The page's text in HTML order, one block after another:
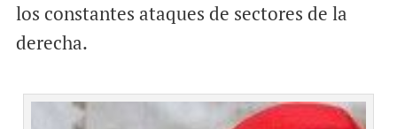
k
p
los constantes ataques de sectores de la
derecha.